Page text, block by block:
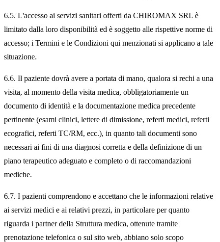
6.5. L'accesso ai servizi sanitari offerti da CHIROMAX SRL è
limitato dalla loro disponibilità ed è soggetto alle rispettive norme di
accesso; i Termini e le Condizioni qui menzionati si applicano a tale
situazione.
6.6. Il paziente dovrà avere a portata di mano, qualora si rechi a una
visita, al momento della visita medica, obbligatoriamente un
documento di identità e la documentazione medica precedente
pertinente (esami clinici, lettere di dimissione, referti medici, referti
ecografici, referti TC/RM, ecc.), in quanto tali documenti sono
necessari ai fini di una diagnosi corretta e della definizione di un
piano terapeutico adeguato e completo o di raccomandazioni
mediche.
6.7. I pazienti comprendono e accettano che le informazioni relative
ai servizi medici e ai relativi prezzi, in particolare per quanto
riguarda i partner della Struttura medica, ottenute tramite
prenotazione telefonica o sul sito web, abbiano solo scopo